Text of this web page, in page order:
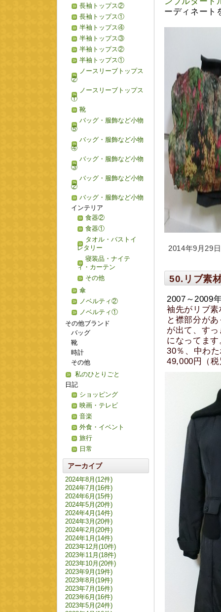
ーディネート
2014年9月29
50.リブ素
2007～2009
袖先がリブ
と襟部分が
が出て、す
になってます
30％、中わ
49,000円（
長袖トップス②
長袖トップス①
半袖トップス④
半袖トップス③
半袖トップス②
半袖トップス①
ノースリーブトップス
②
ノースリーブトップス
①
靴
バッグ・服飾など小物
⑤
バッグ・服飾など小物
④
バッグ・服飾など小物
③
バッグ・服飾など小物
②
バッグ・服飾など小物
インテリア
食器②
食器①
タオル・バストイ
レタリー
寝装品・ナイテ
ィ・カーテン
その他
傘
ノベルティ②
ノベルティ①
その他ブランド
バッグ
靴
時計
その他
私のひとりごと
日記
ショッピング
映画・テレビ
音楽
外食・イベント
旅行
日常
アーカイブ
2024年8月(12件)
2024年7月(16件)
2024年6月(15件)
2024年5月(20件)
2024年4月(14件)
2024年3月(20件)
2024年2月(20件)
2024年1月(14件)
2023年12月(10件)
2023年11月(18件)
2023年10月(20件)
2023年9月(19件)
2023年8月(19件)
2023年7月(16件)
2023年6月(16件)
2023年5月(24件)